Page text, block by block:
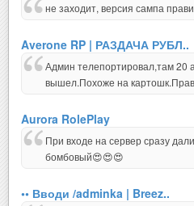
не заходит, версия сампа
Averone RP | РАЗДАЧА РУБЛ..
Админ телепортировал,там 20
вышел.Похоже на
Aurora RolePlay
При входе на сервер сразу
бомбовый😍😍😍
•• Вводи /adminka | Breez..